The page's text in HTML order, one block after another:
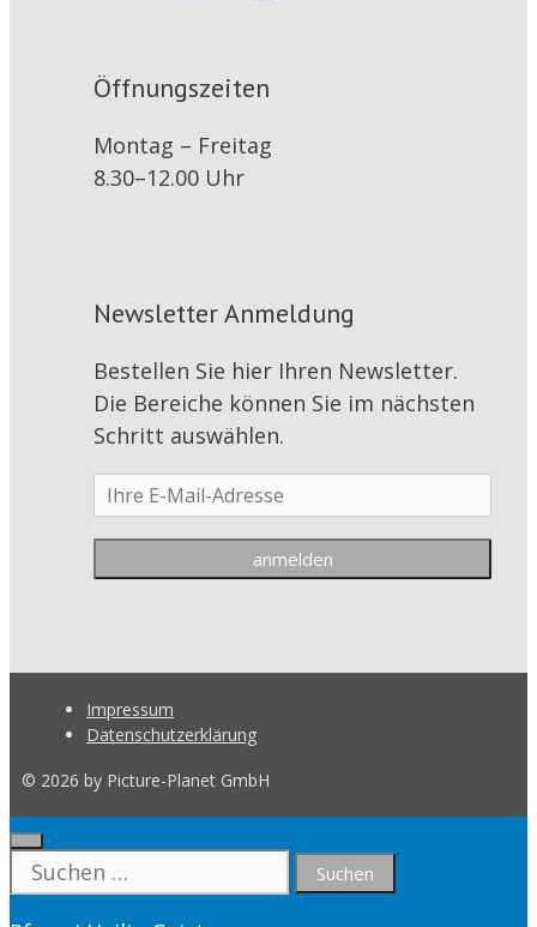
Öffnungszeiten
Montag – Freitag
8.30–12.00 Uhr
Newsletter Anmeldung
Bestellen Sie hier Ihren Newsletter.
Die Bereiche können Sie im nächsten
Schritt auswählen.
Impressum
Datenschutzerklärung
© 2026 by Picture-Planet GmbH
Close
Suche
nach: